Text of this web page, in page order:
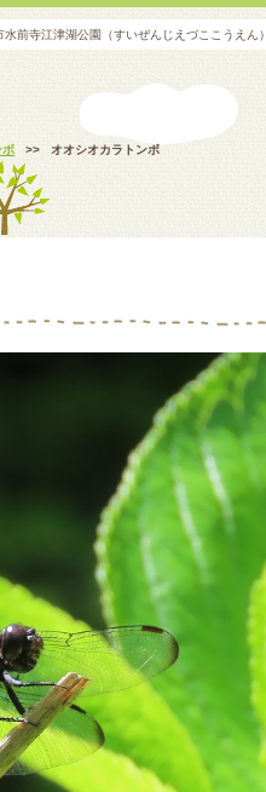
前寺江津湖公園（すいぜんじえづここうえん）
ボ >> オオシオカラトンボ